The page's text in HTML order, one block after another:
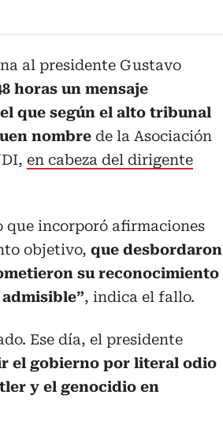
al presidente Gustavo
horas un mensaje
que según el alto tribunal
nombre de la Asociación
en cabeza del dirigente
que incorporó afirmaciones
objetivo, que desbordaron
su reconocimiento
, indica el fallo.
Ese día, el presidente
el gobierno por literal odio
y el genocidio en